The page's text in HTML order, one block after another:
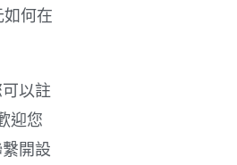
何在
以註
迎您
開設